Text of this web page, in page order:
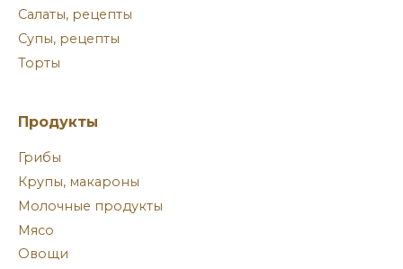
Салаты, рецепты
Супы, рецепты
Торты
Продукты
Грибы
Крупы, макароны
Молочные продукты
Мясо
Овощи